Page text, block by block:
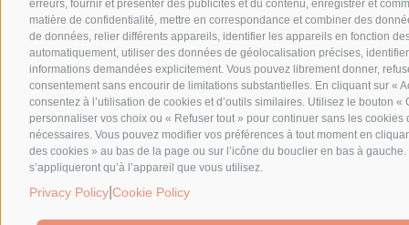
erreurs, fournir et présenter des publicités et du contenu, enregistrer et
matière de confidentialité, mettre en correspondance et combiner des
de données, relier différents appareils, identifier les appareils en fonction
automatiquement, utiliser des données de géolocalisation précises,
informations demandées explicitement. Vous pouvez librement donner,
consentement sans encourir de limitations substantielles. En cliquant sur «
consentez à l’utilisation de cookies et d’outils similaires. Utilisez le bouton «
personnaliser vos choix ou « Refuser tout » pour continuer sans les cookies
nécessaires. Vous pouvez modifier vos préférences à tout moment en
des cookies » au bas de la page ou sur l’icône du bouclier en bas à
s’appliqueront qu’à l’appareil que vous utilisez.
Privacy Policy Cookie Policy